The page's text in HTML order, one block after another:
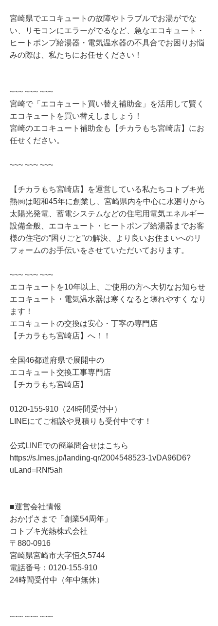
宮崎県でエコキュートの故障やトラブルでお湯がでな
い、リモコンにエラーがでるなど、急なエコキュート・
ヒートポンプ給湯器・電気温水器の不具合でお困りお悩
みの際は、私たちにお任せください！
~~~ ~~~ ~~~
宮崎で「エコキュート買い替え補助金」を活用して賢く
エコキュートを買い替えしましょう！
宮崎のエコキュート補助金も【チカラもち宮崎店】にお
任せください。
~~~ ~~~ ~~~
【チカラもち宮崎店】を運営している私たちコトブキ光
熱㈱は昭和45年に創業し、宮崎県内を中心に水廻りから
太陽光発電、蓄電システムなどの住宅用電気エネルギー
設備全般、エコキュート・ヒートポンプ給湯器までお客
様の住宅の”困りごと”の解決、より良いお住まいへのリ
フォームのお手伝いをさせていただいております。
~~~ ~~~ ~~~
エコキュートを10年以上、ご使用の方へ大切なお知らせ
エコキュート・電気温水器は寒くなると壊れやすく なり
ます！
エコキュートの交換は安心・丁寧の専門店
【チカラもち宮崎店】へ！！
全国46都道府県で展開中の
エコキュート交換工事専門店
【チカラもち宮崎店】
0120-155-910（24時間受付中）
LINEにてご相談や見積りも受付中です！
公式LINEでの簡単問合せはこちら
https://s.lmes.jp/landing-qr/2004548523-1vDA96D6?
uLand=RNf5ah
■運営会社情報
おかげさまで「創業54周年」
コトブキ光熱株式会社
〒880-0916
宮崎県宮崎市大字恒久5744
電話番号：0120-155-910
24時間受付中（年中無休）
~~~ ~~~ ~~~